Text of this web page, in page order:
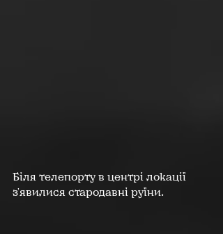
Біля телепорту в центрі локації
з'явилися стародавні руїни.